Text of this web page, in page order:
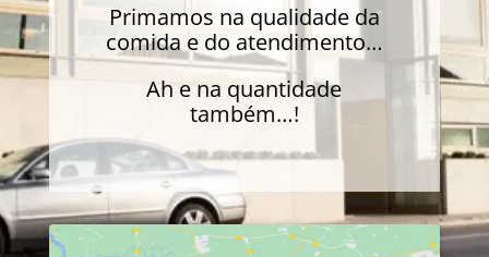
Primamos na qualidade da
comida e do atendimento…
Ah e na quantidade
também…!